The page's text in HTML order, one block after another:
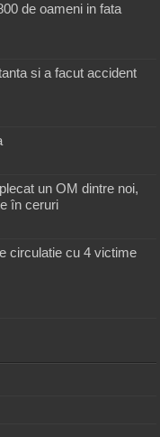
de oameni in fata
si a facut accident
un OM dintre noi,
în ceruri
circulatie cu 4 victime